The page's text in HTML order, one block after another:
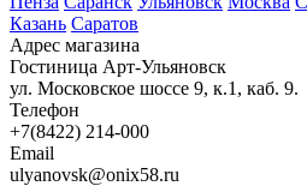
Казань Саратов
Адрес магазина
Гостиница Арт-Ульяновск
ул. Московское шоссе 9, к.1, каб. 9.
Телефон
+7(8422) 214-000
Email
ulyanovsk@onix58.ru